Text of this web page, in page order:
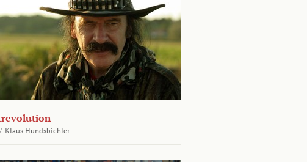
/ Klaus Hundsbichler